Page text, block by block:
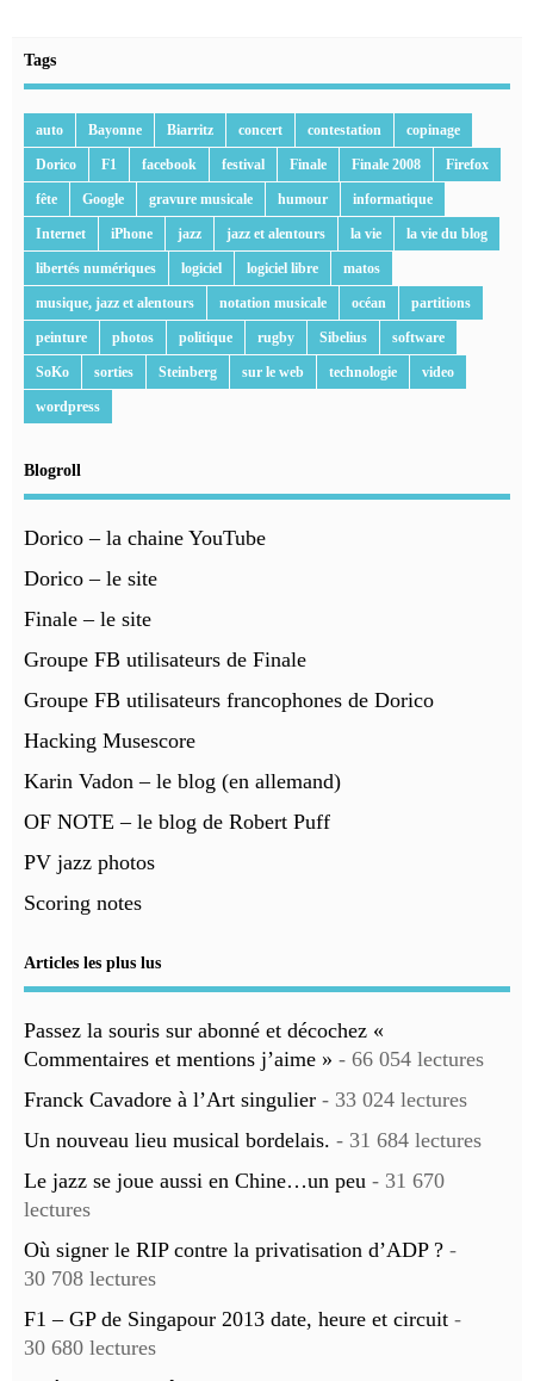
Tags
auto Bayonne Biarritz concert contestation copinage
Dorico F1 facebook festival Finale Finale 2008 Firefox
fête Google gravure musicale humour informatique
Internet iPhone jazz jazz et alentours la vie la vie du blog
libertés numériques logiciel logiciel libre matos
musique, jazz et alentours notation musicale océan partitions
peinture photos politique rugby Sibelius software
SoKo sorties Steinberg sur le web technologie video
wordpress
Blogroll
Dorico – la chaine YouTube
Dorico – le site
Finale – le site
Groupe FB utilisateurs de Finale
Groupe FB utilisateurs francophones de Dorico
Hacking Musescore
Karin Vadon – le blog (en allemand)
OF NOTE – le blog de Robert Puff
PV jazz photos
Scoring notes
Articles les plus lus
Passez la souris sur abonné et décochez «
Commentaires et mentions j’aime » - 66 054 lectures
Franck Cavadore à l’Art singulier - 33 024 lectures
Un nouveau lieu musical bordelais. - 31 684 lectures
Le jazz se joue aussi en Chine…un peu - 31 670
lectures
Où signer le RIP contre la privatisation d’ADP ? -
30 708 lectures
F1 – GP de Singapour 2013 date, heure et circuit -
30 680 lectures